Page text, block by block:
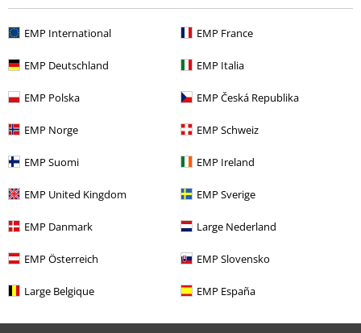
EMP International EMP France
EMP Deutschland EMP Italia
EMP Polska EMP Česká Republika
EMP Norge EMP Schweiz
EMP Suomi EMP Ireland
EMP United Kingdom EMP Sverige
EMP Danmark Large Nederland
EMP Österreich EMP Slovensko
Large Belgique EMP España
Zuletzt angesehene Artikel
Mehr Kategorien. Mehr Möglichkeiten.